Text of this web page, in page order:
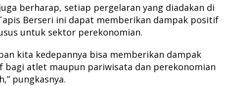
berharap, setiap pergelaran yang diadakan di
Berseri ini dapat memberikan dampak positif
untuk sektor perekonomian.
kita kedepannya bisa memberikan dampak
bagi atlet maupun pariwisata dan perekonomian
pungkasnya.